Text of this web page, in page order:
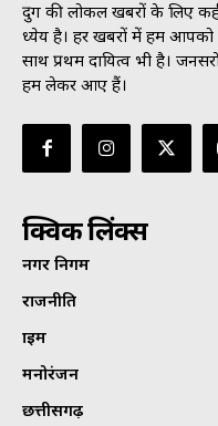
दुर्ग की लोकल खबरों के लिए
ध्येय है। हर खबरों में हम आपको
साथ प्रथम दायित्व भी है।
हम लेकर आए हैं।
क्विक लिंक्स
नगर निगम
राजनीति
क्राइम
मनोरंजन
छत्तीसगढ़